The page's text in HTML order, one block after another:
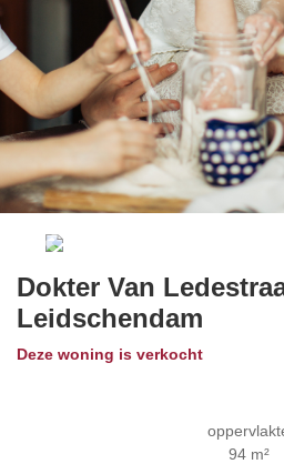
Previous
Dokter Van
Leidschendam
Deze woning is verkocht
94 m²